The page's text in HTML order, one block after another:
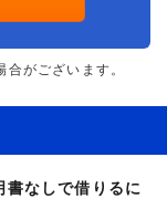
がございます。
書なしで借りるに